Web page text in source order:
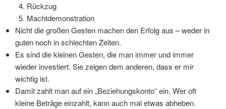
Rückzug
Machtdemonstration
Nicht die großen Gesten machen den Erfolg aus – weder in
guten noch in schlechten Zeiten.
Es sind die kleinen Gesten, die man immer und immer
wieder investiert. Sie zeigen dem anderen, dass er mir
wichtig ist.
Damit zahlt man auf ein „Beziehungskonto“ ein. Wer oft
kleine Beträge einzahlt, kann auch mal etwas abheben.